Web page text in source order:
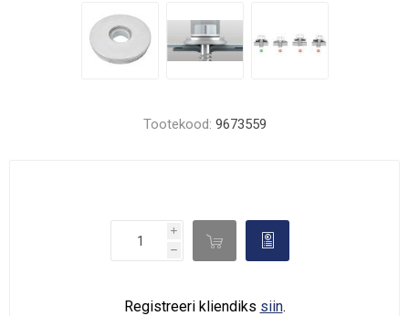
Tootekood: 9673559
i
h
d 
Registreeri kliendiks siin.